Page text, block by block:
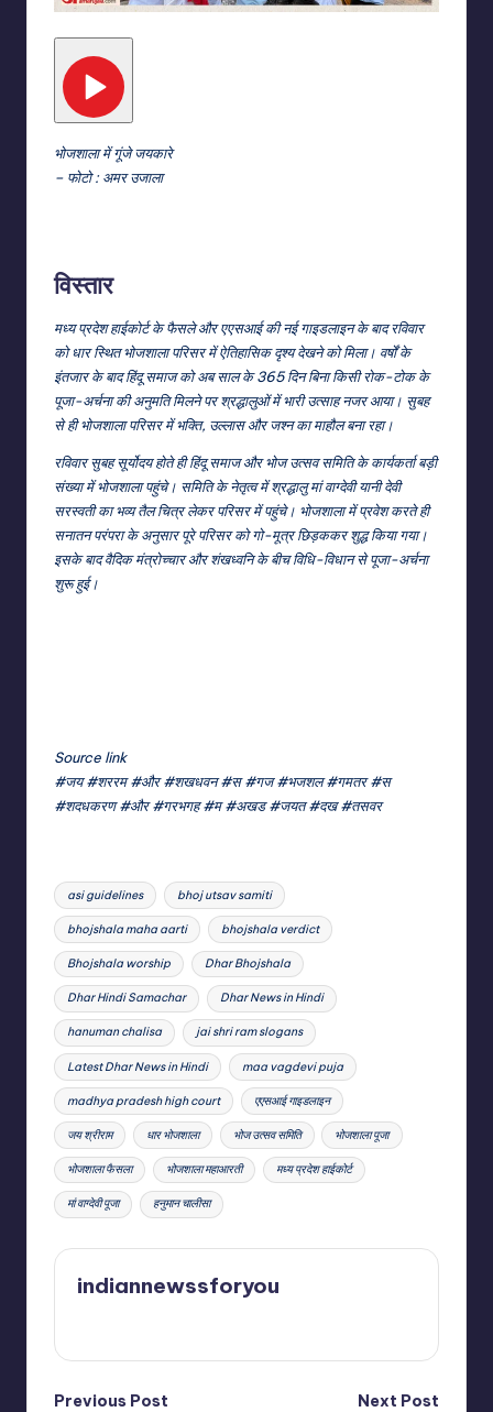
भोजशाला में गूंजे जयकारे
– फोटो : अमर उजाला
विस्तार
मध्य प्रदेश हाईकोर्ट के फैसले और एएसआई की नई गाइडलाइन के बाद रविवार
को धार स्थित भोजशाला परिसर में ऐतिहासिक दृश्य देखने को मिला। वर्षों के
इंतजार के बाद हिंदू समाज को अब साल के 365 दिन बिना किसी रोक-टोक के
पूजा-अर्चना की अनुमति मिलने पर श्रद्धालुओं में भारी उत्साह नजर आया। सुबह
से ही भोजशाला परिसर में भक्ति, उल्लास और जश्न का माहौल बना रहा।
रविवार सुबह सूर्योदय होते ही हिंदू समाज और भोज उत्सव समिति के कार्यकर्ता बड़ी
संख्या में भोजशाला पहुंचे। समिति के नेतृत्व में श्रद्धालु मां वाग्देवी यानी देवी
सरस्वती का भव्य तैल चित्र लेकर परिसर में पहुंचे। भोजशाला में प्रवेश करते ही
सनातन परंपरा के अनुसार पूरे परिसर को गो-मूत्र छिड़ककर शुद्ध किया गया।
इसके बाद वैदिक मंत्रोच्चार और शंखध्वनि के बीच विधि-विधान से पूजा-अर्चना
शुरू हुई।
Source link
#जय #शररम #और #शखधवन #स #गज #भजशल #गमतर #स
#शदधकरण #और #गरभगह #म #अखड #जयत #दख #तसवर
Tags:
asi guidelines bhoj utsav samiti
bhojshala maha aarti bhojshala verdict
Bhojshala worship Dhar Bhojshala
Dhar Hindi Samachar Dhar News in Hindi
hanuman chalisa jai shri ram slogans
Latest Dhar News in Hindi maa vagdevi puja
madhya pradesh high court एएसआई गाइडलाइन
जय श्रीराम धार भोजशाला भोज उत्सव समिति भोजशाला पूजा
भोजशाला फैसला भोजशाला महाआरती मध्य प्रदेश हाईकोर्ट
मां वाग्देवी पूजा हनुमान चालीसा
indiannewssforyou
Previous Post Next Post